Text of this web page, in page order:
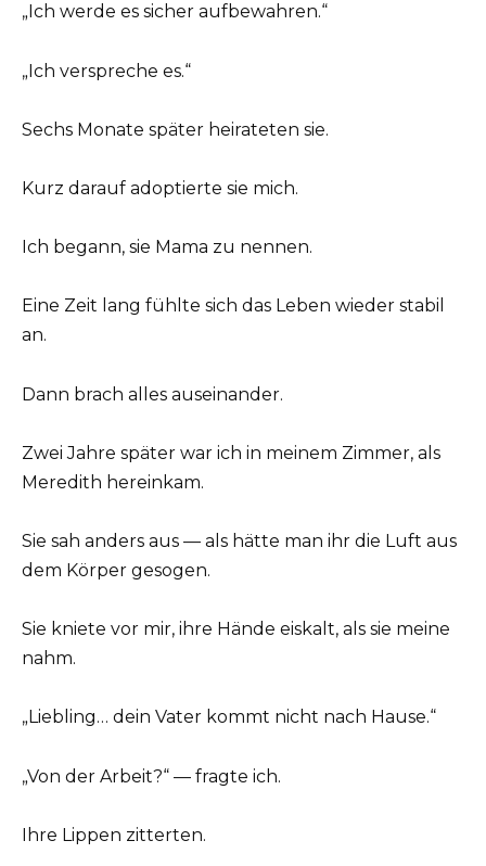
„Ich werde es sicher aufbewahren.“
„Ich verspreche es.“
Sechs Monate später heirateten sie.
Kurz darauf adoptierte sie mich.
Ich begann, sie Mama zu nennen.
Eine Zeit lang fühlte sich das Leben wieder stabil
an.
Dann brach alles auseinander.
Zwei Jahre später war ich in meinem Zimmer, als
Meredith hereinkam.
Sie sah anders aus — als hätte man ihr die Luft aus
dem Körper gesogen.
Sie kniete vor mir, ihre Hände eiskalt, als sie meine
nahm.
„Liebling… dein Vater kommt nicht nach Hause.“
„Von der Arbeit?“ — fragte ich.
Ihre Lippen zitterten.